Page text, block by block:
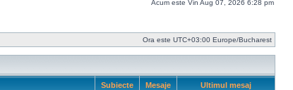
Acum este Vin Aug 07, 2026 6:28 pm
Ora este UTC+03:00 Europe/Bucharest
Subiecte Mesaje Ultimul mesaj